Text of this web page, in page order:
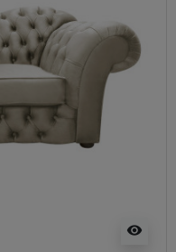
visibility